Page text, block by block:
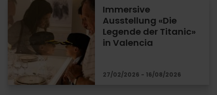
Immersive
Ausstellung «Die
Legende der Titanic»
in Valencia
27/02/2026 - 16/08/2026